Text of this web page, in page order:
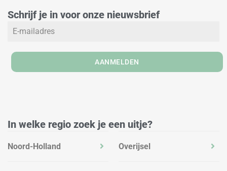
d
i
g
r
m
o
Schrijf je in voor onze nieuwsbrief
AANMELDEN
In welke regio zoek je een uitje?
Noord-Holland Overijsel